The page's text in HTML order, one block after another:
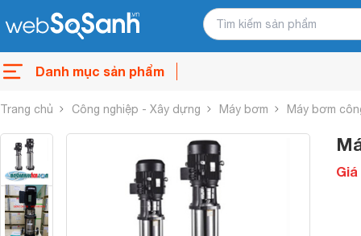
Danh mục sản phẩm
Trang chủ Công nghiệp - Xây dựng Máy bơm Máy bơm
Giá